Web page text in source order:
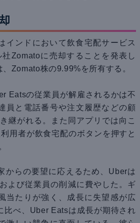
インドにおいて飲食宅配サービス
Zomatoに売却することを発表し
Zomato株の9.99%を所有する。
Eatsの従業員が解雇されるかは不
員と電話番号や注文履歴などの顧
継がれる。また同アプリでは向こ
用者が飲食宅配のボタンを押すと
からの要望に応えるため、Uberは
よび従業員の削減に費やした。ギ
当たりが強く、成長に失望感が広
比べ、Uber Eatsは成長が期待され